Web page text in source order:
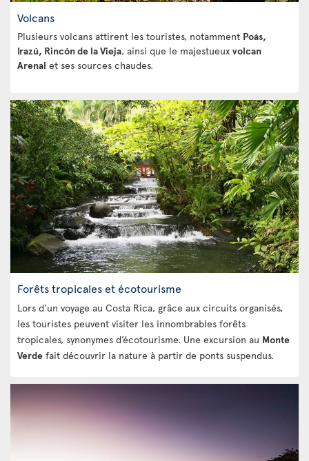
Volcans
Plusieurs volcans attirent les touristes, notamment Poás,
Irazú, Rincón de la Vieja, ainsi que le majestueux volcan
Arenal et ses sources chaudes.
Forêts tropicales et écotourisme
Lors d’un voyage au Costa Rica, grâce aux circuits organisés,
les touristes peuvent visiter les innombrables forêts
tropicales, synonymes d’écotourisme. Une excursion au Monte
Verde fait découvrir la nature à partir de ponts suspendus.